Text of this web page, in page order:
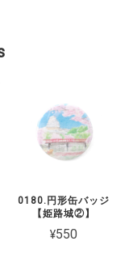
0180.円形缶バッジ
【姫路城②】
¥550